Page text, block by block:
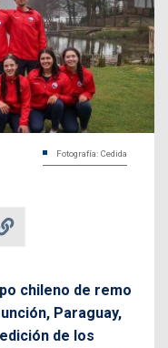
Fotografía: Cedida
chileno de remo
Paraguay,
de los